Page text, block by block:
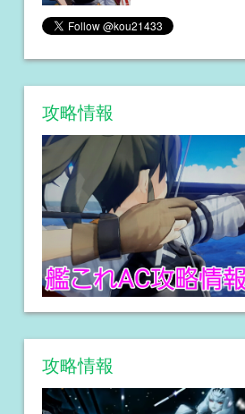
攻略情報
攻略情報